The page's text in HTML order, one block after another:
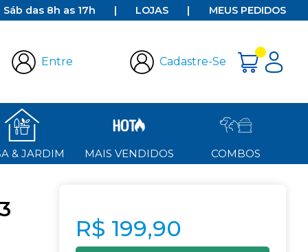
das 8h as 17h | LOJAS | MEUS PEDIDOS
Entre Cadastre-Se
& JARDIM MAIS VENDIDOS COMBOS
R$ 199,90